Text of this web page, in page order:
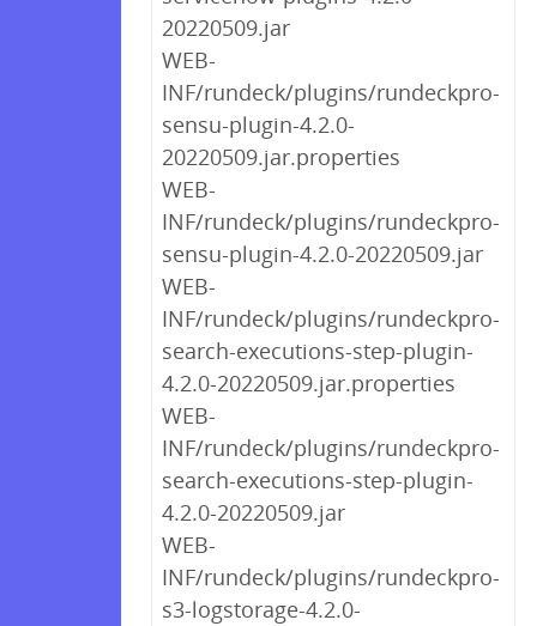
20220509.jar
WEB-
INF/rundeck/plugins/rundeckpro-
sensu-plugin-4.2.0-
20220509.jar.properties
WEB-
INF/rundeck/plugins/rundeckpro-
sensu-plugin-4.2.0-20220509.jar
WEB-
INF/rundeck/plugins/rundeckpro-
search-executions-step-plugin-
4.2.0-20220509.jar.properties
WEB-
INF/rundeck/plugins/rundeckpro-
search-executions-step-plugin-
4.2.0-20220509.jar
WEB-
INF/rundeck/plugins/rundeckpro-
s3-logstorage-4.2.0-